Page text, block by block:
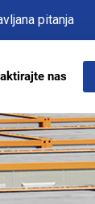
pitanja
nas